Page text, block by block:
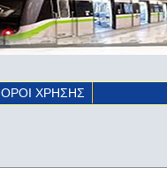
ΟΡΟΙ ΧΡΗΣΗΣ